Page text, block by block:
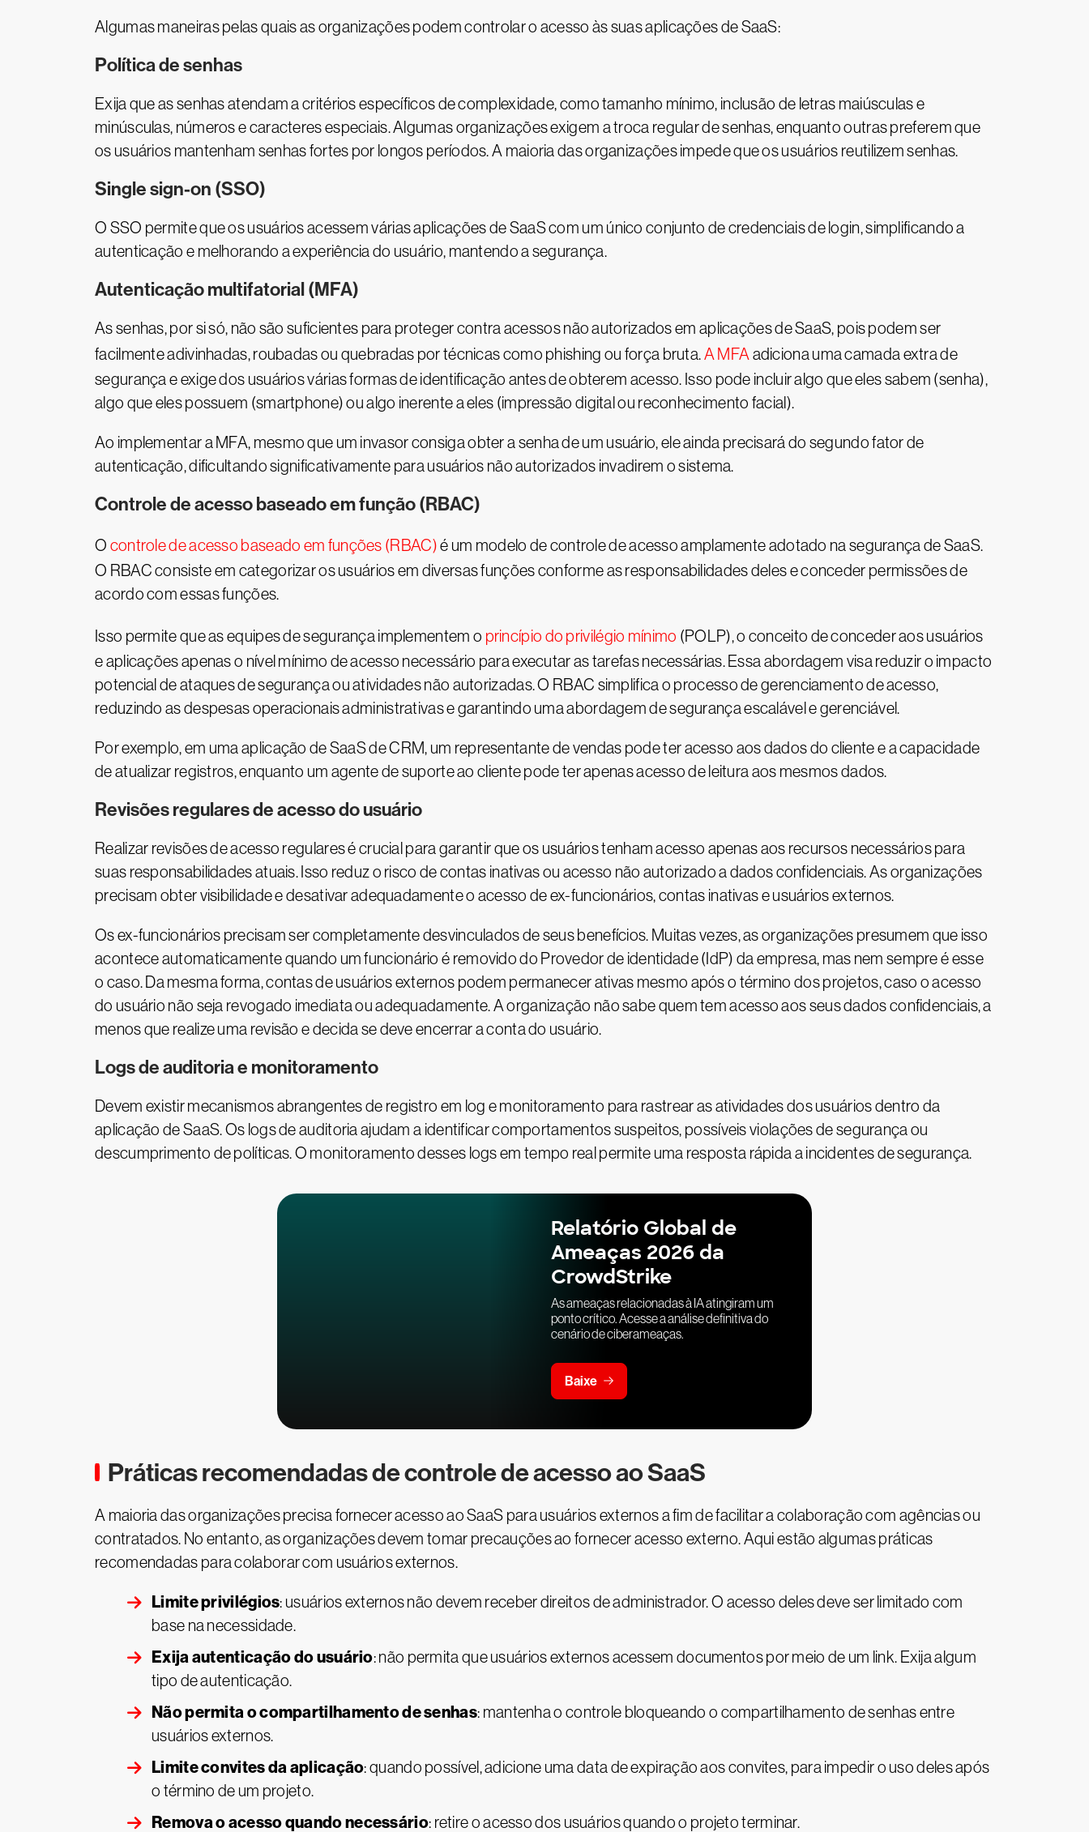
Algumas maneiras pelas quais as organizações podem controlar o acesso às suas aplicações de SaaS:
Política de senhas
Exija que as senhas atendam a critérios específicos de complexidade, como tamanho mínimo, inclusão de letras maiúsculas e
minúsculas, números e caracteres especiais. Algumas organizações exigem a troca regular de senhas, enquanto outras preferem que
os usuários mantenham senhas fortes por longos períodos. A maioria das organizações impede que os usuários reutilizem senhas.
Single sign-on (SSO)
O SSO permite que os usuários acessem várias aplicações de SaaS com um único conjunto de credenciais de login, simplificando a
autenticação e melhorando a experiência do usuário, mantendo a segurança.
Autenticação multifatorial (MFA)
As senhas, por si só, não são suficientes para proteger contra acessos não autorizados em aplicações de SaaS, pois podem ser
facilmente adivinhadas, roubadas ou quebradas por técnicas como phishing ou força bruta.A MFA adiciona uma camada extra de
segurança e exige dos usuários várias formas de identificação antes de obterem acesso. Isso pode incluir algo que eles sabem (senha),
algo que eles possuem (smartphone) ou algo inerente a eles (impressão digital ou reconhecimento facial).
Ao implementar a MFA, mesmo que um invasor consiga obter a senha de um usuário, ele ainda precisará do segundo fator de
autenticação, dificultando significativamente para usuários não autorizados invadirem o sistema.
Controle de acesso baseado em função (RBAC)
O controle de acesso baseado em funções (RBAC)é um modelo de controle de acesso amplamente adotado na segurança de SaaS.
O RBAC consiste em categorizar os usuários em diversas funções conforme as responsabilidades deles e conceder permissões de
acordo com essas funções.
Isso permite que as equipes de segurança implementem o princípio do privilégio mínimo (POLP), o conceito de conceder aos usuários
e aplicações apenas o nível mínimo de acesso necessário para executar as tarefas necessárias. Essa abordagem visa reduzir o impacto
potencial de ataques de segurança ou atividades não autorizadas. O RBAC simplifica o processo de gerenciamento de acesso,
reduzindo as despesas operacionais administrativas e garantindo uma abordagem de segurança escalável e gerenciável.
Por exemplo, em uma aplicação de SaaS de CRM, um representante de vendas pode ter acesso aos dados do cliente e a capacidade
de atualizar registros, enquanto um agente de suporte ao cliente pode ter apenas acesso de leitura aos mesmos dados.
Revisões regulares de acesso do usuário
Realizar revisões de acesso regulares é crucial para garantir que os usuários tenham acesso apenas aos recursos necessários para
suas responsabilidades atuais. Isso reduz o risco de contas inativas ou acesso não autorizado a dados confidenciais. As organizações
precisam obter visibilidade e desativar adequadamente o acesso de ex-funcionários, contas inativas e usuários externos.
Os ex-funcionários precisam ser completamente desvinculados de seus benefícios. Muitas vezes, as organizações presumem que isso
acontece automaticamente quando um funcionário é removido do Provedor de identidade (IdP) da empresa, mas nem sempre é esse
o caso. Da mesma forma, contas de usuários externos podem permanecer ativas mesmo após o término dos projetos, caso o acesso
do usuário não seja revogado imediata ou adequadamente. A organização não sabe quem tem acesso aos seus dados confidenciais, a
menos que realize uma revisão e decida se deve encerrar a conta do usuário.
Logs de auditoria e monitoramento
Devem existir mecanismos abrangentes de registro em log e monitoramento para rastrear as atividades dos usuários dentro da
aplicação de SaaS. Os logs de auditoria ajudam a identificar comportamentos suspeitos, possíveis violações de segurança ou
descumprimento de políticas. O monitoramento desses logs em tempo real permite uma resposta rápida a incidentes de segurança.
Relatório Global de
Ameaças 2026 da
CrowdStrike
As ameaças relacionadas à IA atingiram um
ponto crítico. Acesse a análise definitiva do
cenário de ciberameaças.
Baixe
Práticas recomendadas de controle de acesso ao SaaS
A maioria das organizações precisa fornecer acesso ao SaaS para usuários externos a fim de facilitar a colaboração com agências ou
contratados. No entanto, as organizações devem tomar precauções ao fornecer acesso externo. Aqui estão algumas práticas
recomendadas para colaborar com usuários externos.
Limite privilégios: usuários externos não devem receber direitos de administrador. O acesso deles deve ser limitado com
base na necessidade.
Exija autenticação do usuário: não permita que usuários externos acessem documentos por meio de um link. Exija algum
tipo de autenticação.
Não permita o compartilhamento de senhas: mantenha o controle bloqueando o compartilhamento de senhas entre
usuários externos.
Limite convites da aplicação: quando possível, adicione uma data de expiração aos convites, para impedir o uso deles após
o término de um projeto.
Remova o acesso quando necessário: retire o acesso dos usuários quando o projeto terminar.